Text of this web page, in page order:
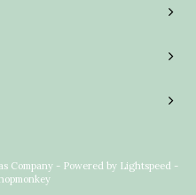
Company - Powered by Lightspeed -